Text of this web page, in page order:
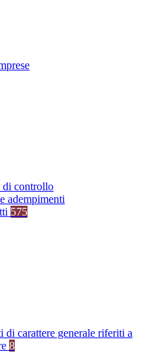
di controllo
adempimenti
575
di carattere generale riferiti a
8